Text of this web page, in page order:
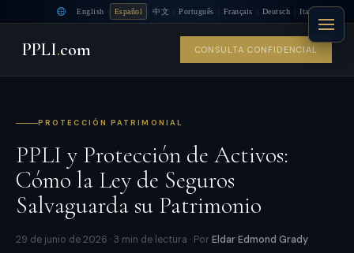
English Español 中文 Português Français Deutsch Italiano
PPLI.com CONSULTA CONFIDENCIAL
PROTECCIÓN PATRIMONIAL
PPLI y Protección de Activos:
Cómo la Ley de Seguros
Salvaguarda su Patrimonio
29 de junio de 2026 · 3 min de lectura · PorEldar Edmond Grady